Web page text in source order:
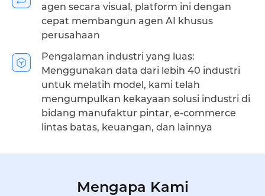
agen secara visual, platform ini dengan
cepat membangun agen AI khusus
perusahaan
Pengalaman industri yang luas:
Menggunakan data dari lebih 40 industri
untuk melatih model, kami telah
mengumpulkan kekayaan solusi industri di
bidang manufaktur pintar, e-commerce
lintas batas, keuangan, dan lainnya
Mengapa Kami